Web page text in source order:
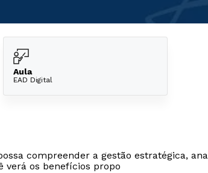
Aula
EAD Digital
compreender a gestão estratégica,
verá os benefícios propo